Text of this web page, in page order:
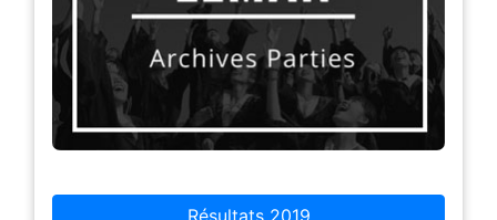
Résultats 2019